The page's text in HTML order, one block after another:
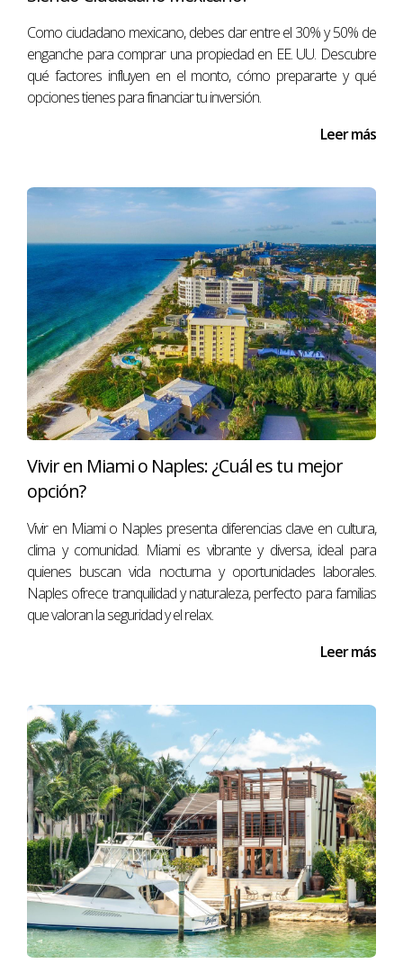
Como ciudadano mexicano, debes dar entre el 30% y 50% de
enganche para comprar una propiedad en EE. UU. Descubre
qué factores influyen en el monto, cómo prepararte y qué
opciones tienes para financiar tu inversión.
Leer más
Vivir en Miami o Naples: ¿Cuál es tu mejor
opción?
Vivir en Miami o Naples presenta diferencias clave en cultura,
clima y comunidad. Miami es vibrante y diversa, ideal para
quienes buscan vida nocturna y oportunidades laborales.
Naples ofrece tranquilidad y naturaleza, perfecto para familias
que valoran la seguridad y el relax.
Leer más